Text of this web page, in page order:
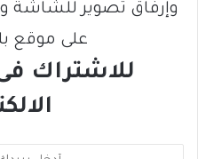
وإرفاق تصوير للشاشة
على موقع
للاشتراك